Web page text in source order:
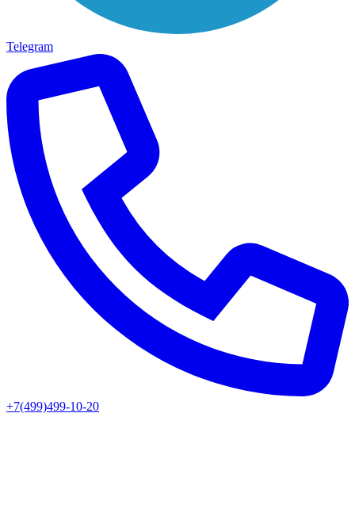
Telegram
+7(499)499-10-20